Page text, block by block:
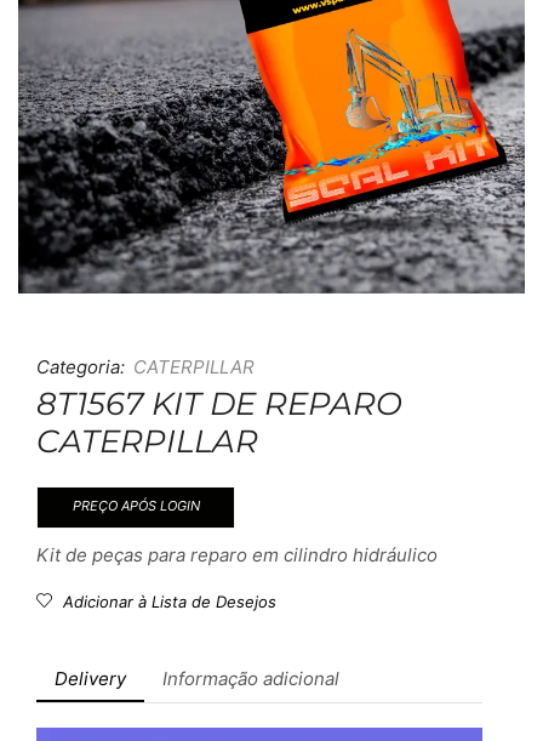
Categoria: CATERPILLAR
8T1567 KIT DE REPARO
CATERPILLAR
PREÇO APÓS LOGIN
Kit de peças para reparo em cilindro hidráulico
Adicionar à Lista de Desejos
Delivery Informação adicional